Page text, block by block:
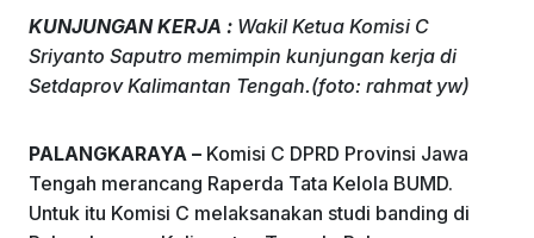
c
e
o
o
k
e
n
at
s
p
p
e
gr
m
ai
l
ar
e
KUNJUNGAN KERJA : Wakil Ketua Komisi C
Sriyanto Saputro memimpin kunjungan kerja di
Setdaprov Kalimantan Tengah.(foto: rahmat yw)
PALANGKARAYA – Komisi C DPRD Provinsi Jawa
Tengah merancang Raperda Tata Kelola BUMD.
Untuk itu Komisi C melaksanakan studi banding di